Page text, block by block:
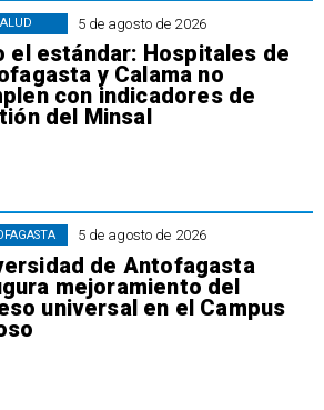
5 de agosto de 2026
el estándar: Hospitales de
y Calama no
con indicadores de
del Minsal
5 de agosto de 2026
de Antofagasta
mejoramiento del
universal en el Campus